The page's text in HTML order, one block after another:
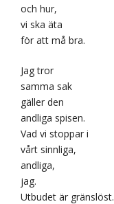
och hur,
vi ska äta
för att må bra.
Jag tror
samma sak
gäller den
andliga spisen.
Vad vi stoppar i
vårt sinnliga,
andliga,
jag.
Utbudet är gränslöst.